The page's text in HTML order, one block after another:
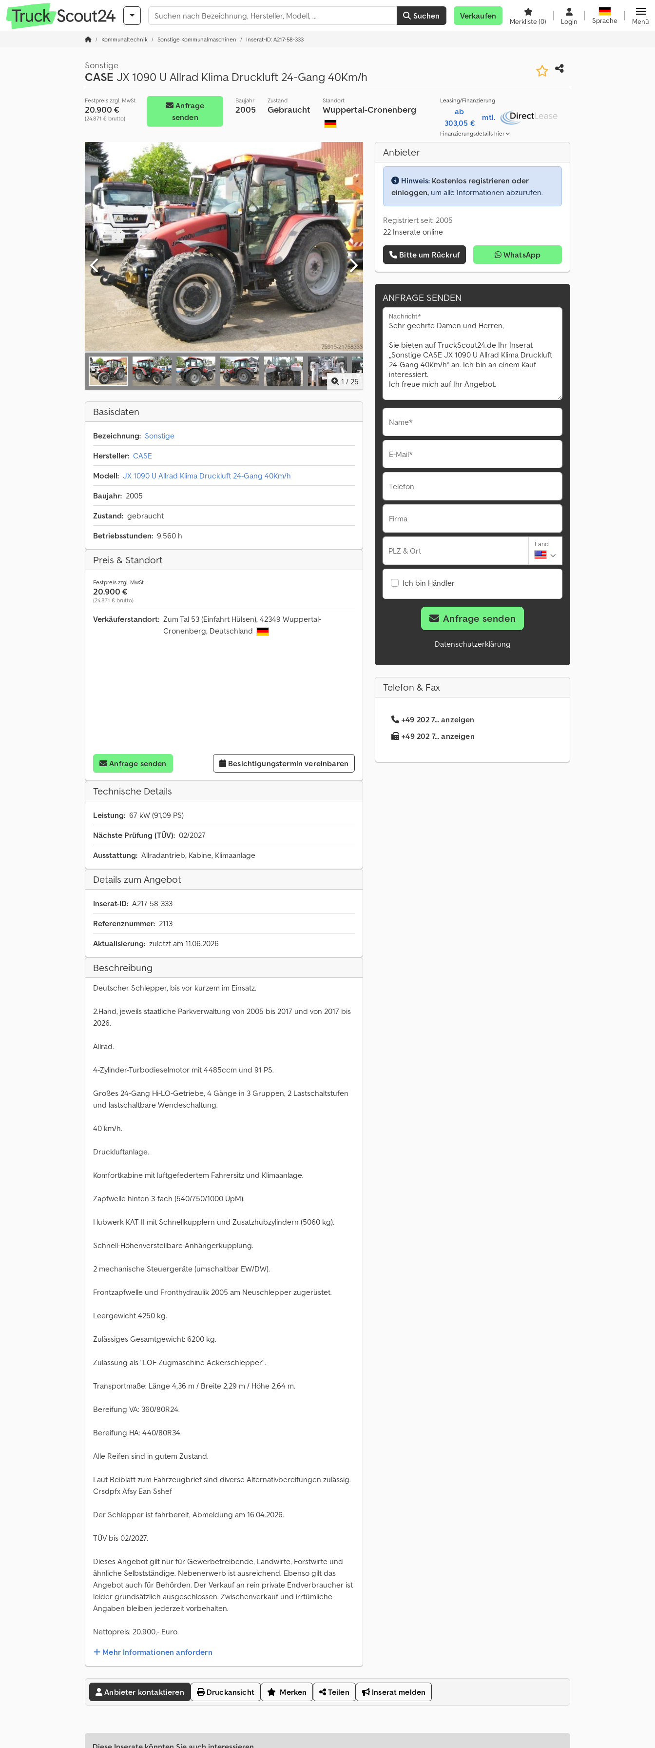
Suchen Verkaufen
Merkliste(0) Login Sprache Menü
Kommunaltechnik Sonstige Kommunalmaschinen Inserat-ID: A217-58-333
Sonstige
CASE JX 1090 U Allrad Klima Druckluft 24-Gang 40Km/h
Festpreis zzgl. MwSt.
20.900 €
(24.871 € brutto)
Anfrage
senden
Baujahr
2005
Zustand
Gebraucht
Standort
Wuppertal-Cronenberg
Leasing/Finanzierung
ab
303,05 €
mtl.
Finanzierungsdetails hier
1 / 25
Basisdaten
Bezeichnung: Sonstige
Hersteller: CASE
Modell: JX 1090 U Allrad Klima Druckluft 24-Gang 40Km/h
Baujahr: 2005
Zustand: gebraucht
Betriebsstunden: 9.560 h
Preis & Standort
Festpreis zzgl. MwSt.
20.900 €
(24.871 € brutto)
Verkäuferstandort: Zum Tal 53 (Einfahrt Hülsen), 42349 Wuppertal-
Cronenberg, Deutschland
Anfrage senden Besichtigungstermin vereinbaren
Technische Details
Leistung: 67 kW (91,09 PS)
Nächste Prüfung (TÜV): 02/2027
Ausstattung: Allradantrieb, Kabine, Klimaanlage
Details zum Angebot
Inserat-ID: A217-58-333
Referenznummer: 2113
Aktualisierung: zuletzt am 11.06.2026
Beschreibung
Deutscher Schlepper, bis vor kurzem im Einsatz.
2.Hand, jeweils staatliche Parkverwaltung von 2005 bis 2017 und von 2017 bis
2026.
Allrad.
4-Zylinder-Turbodieselmotor mit 4485ccm und 91 PS.
Großes 24-Gang Hi-LO-Getriebe, 4 Gänge in 3 Gruppen, 2 Lastschaltstufen
und lastschaltbare Wendeschaltung.
40 km/h.
Druckluftanlage.
Komfortkabine mit luftgefedertem Fahrersitz und Klimaanlage.
Zapfwelle hinten 3-fach (540/750/1000 UpM).
Hubwerk KAT II mit Schnellkupplern und Zusatzhubzylindern (5060 kg).
Schnell-Höhenverstellbare Anhängerkupplung.
2 mechanische Steuergeräte (umschaltbar EW/DW).
Frontzapfwelle und Fronthydraulik 2005 am Neuschlepper zugerüstet.
Leergewicht 4250 kg.
Zulässiges Gesamtgewicht: 6200 kg.
Zulassung als "LOF Zugmaschine Ackerschlepper".
Transportmaße: Länge 4,36 m / Breite 2,29 m / Höhe 2,64 m.
Bereifung VA: 360/80R24.
Bereifung HA: 440/80R34.
Alle Reifen sind in gutem Zustand.
Laut Beiblatt zum Fahrzeugbrief sind diverse Alternativbereifungen zulässig.
Crsdpfx Afsy Ean Sshef
Der Schlepper ist fahrbereit, Abmeldung am 16.04.2026.
TÜV bis 02/2027.
Dieses Angebot gilt nur für Gewerbetreibende, Landwirte, Forstwirte und
ähnliche Selbstständige. Nebenerwerb ist ausreichend. Ebenso gilt das
Angebot auch für Behörden. Der Verkauf an rein private Endverbraucher ist
leider grundsätzlich ausgeschlossen. Zwischenverkauf und irrtümliche
Angaben bleiben jederzeit vorbehalten.
Nettopreis: 20.900,- Euro.
Mehr Informationen anfordern
Anbieter
Hinweis: Kostenlos registrieren oder
einloggen, um alle Informationen abzurufen.
Registriert seit: 2005
22 Inserate online
Bitte um Rückruf WhatsApp
ANFRAGE SENDEN
Nachricht*
Name*
E-Mail*
Telefon
Firma
PLZ & Ort
Land
Ich bin Händler
Anfrage senden
Datenschutzerklärung
Telefon & Fax
+49 202 7... anzeigen
+49 202 7... anzeigen
Anbieter kontaktieren Druckansicht Merken Teilen Inserat melden